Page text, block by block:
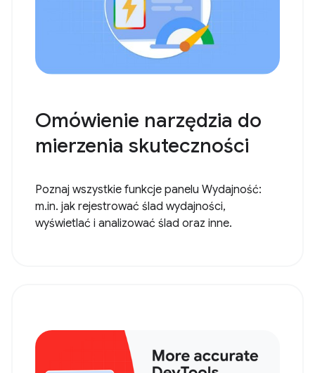
Omówienie narzędzia do
mierzenia skuteczności
Poznaj wszystkie funkcje panelu Wydajność:
m.in. jak rejestrować ślad wydajności,
wyświetlać i analizować ślad oraz inne.